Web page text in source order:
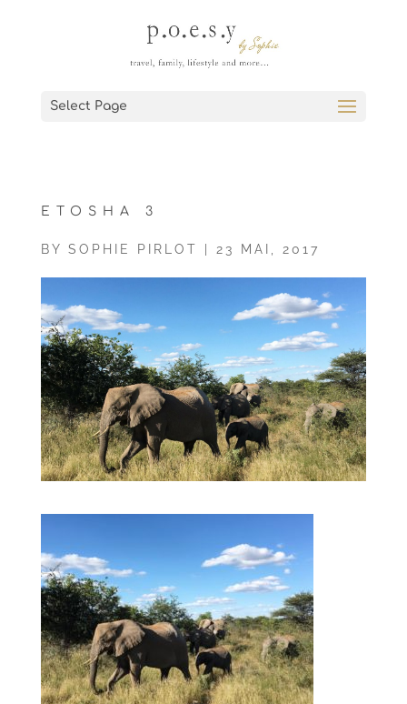
Select Page
ETOSHA 3
BY SOPHIE PIRLOT 23 MAI, 2017